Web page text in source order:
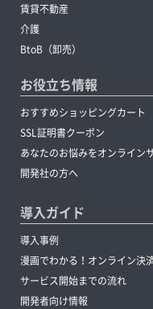
賃貸不動産
介護
BtoB（卸売）
お役立ち情報
おすすめショッピングカート
SSL証明書クーポン
あなたのお悩みをオンライン
開発社の方へ
導入ガイド
導入事例
漫画でわかる！オンライン決
サービス開始までの流れ
開発者向け情報